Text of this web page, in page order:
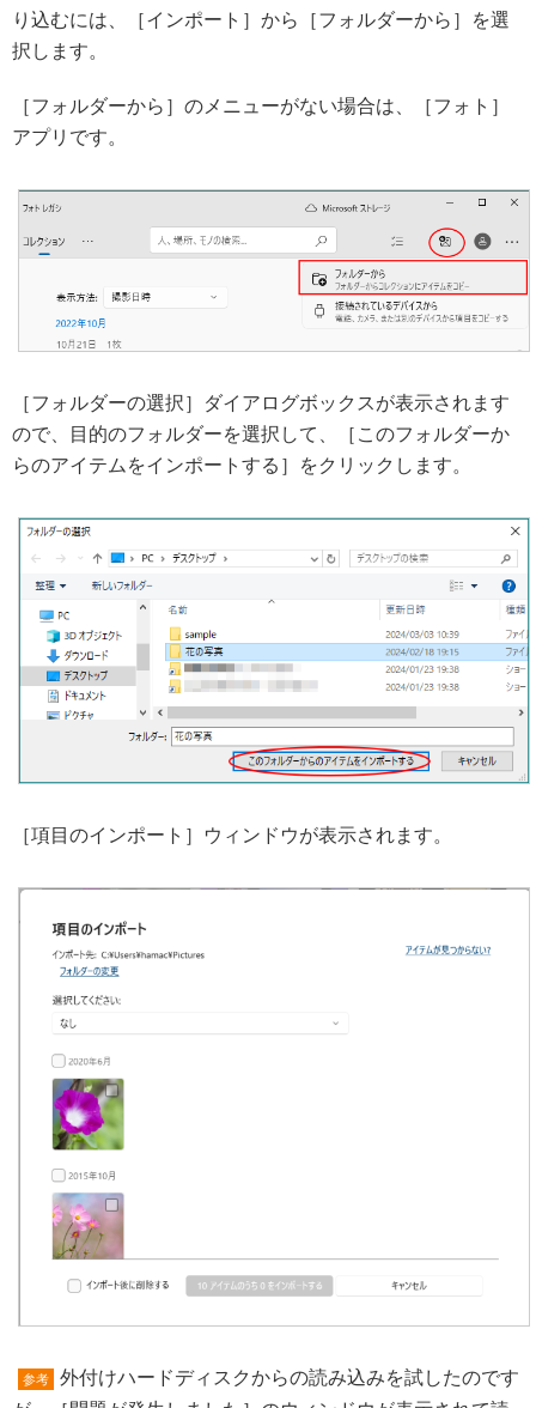
り込むには、［インポート］から［フォルダーから］を選
択します。
［フォルダーから］のメニューがない場合は、［フォト］
アプリです。
［フォルダーの選択］ダイアログボックスが表示されます
ので、目的のフォルダーを選択して、［このフォルダーか
らのアイテムをインポートする］をクリックします。
［項目のインポート］ウィンドウが表示されます。
参考
外付けハードディスクからの読み込みを試したのです